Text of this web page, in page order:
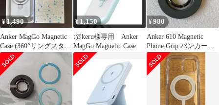
¥1,490
Anker MagGo Magnetic
Case (360°リングスタン
ド
¥ 1,150
t@keru様専用 Anker
MagGo Magnetic Case
¥980
Anker 610 Magnetic
Phone Grip バンカーリ
ング